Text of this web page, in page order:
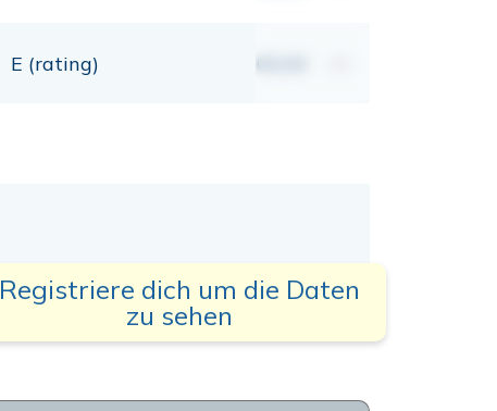
E (rating) 00,00
Registriere dich um die Daten
zu sehen